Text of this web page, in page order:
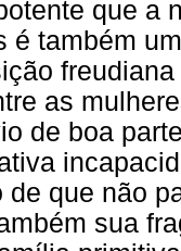
que a
é também
as
de boa
de que não
sua